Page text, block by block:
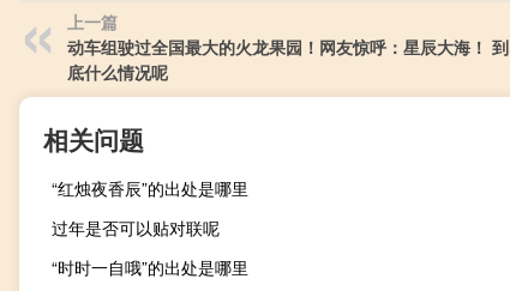
上一篇
动车组驶过全国最大的火龙果园！网友惊呼：星辰大海！ 到
底什么情况呢
相关问题
“红烛夜香辰”的出处是哪里
过年是否可以贴对联呢
“时时一自哦”的出处是哪里